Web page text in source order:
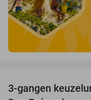
3-gangen